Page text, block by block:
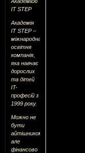
IT STEP
Академія
IT STEP –
міжнародна
освітня
компанія,
яка навчає
дорослих
та дітей
IT-
професій з
1999 року.
Можно не
бути
айтiшником,
але
фінансово